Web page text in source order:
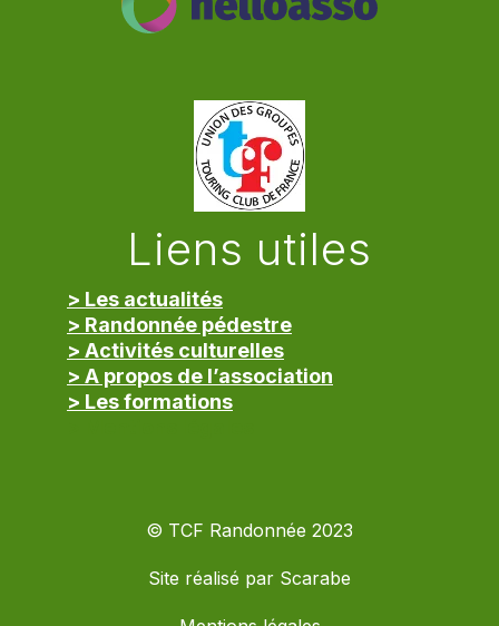
Liens utiles
> Les actualités
> Randonnée pédestre
> Activités culturelles
> A propos de l’association
> Les formations
© TCF Randonnée 2023
Site réalisé par Scarabe